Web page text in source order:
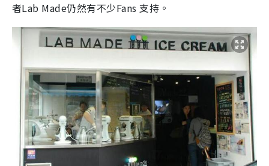
者Lab Made仍然有不少Fans 支持。